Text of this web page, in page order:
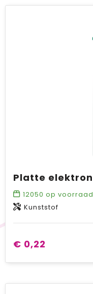
12050 op voorraad
Kunststof
€ 0,22